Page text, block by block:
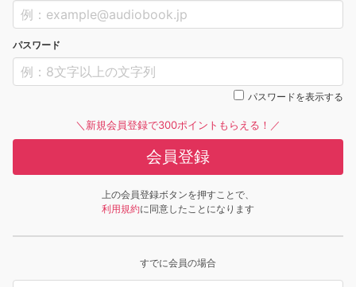
パスワード
パスワードを表示する
＼新規会員登録で300ポイントもらえる！／
会員登録
上の会員登録ボタンを押すことで、
利用規約に同意したことになります
すでに会員の場合